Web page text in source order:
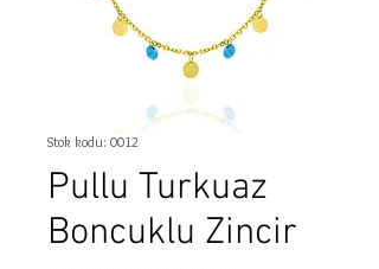
Stok kodu: 0012
Pullu Turkuaz
Boncuklu Zincir